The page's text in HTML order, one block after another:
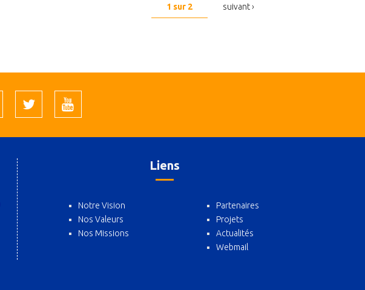
1 sur 2 suivant ›
Liens
Notre Vision
Nos Valeurs
Nos Missions
Partenaires
Projets
Actualités
Webmail